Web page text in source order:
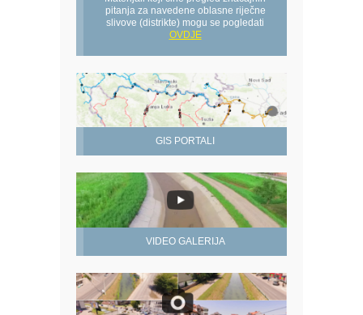
pitanja za navedene oblasne riječne
slivove (distrikte) mogu se pogledati
OVDJE
GIS PORTALI
VIDEO GALERIJA